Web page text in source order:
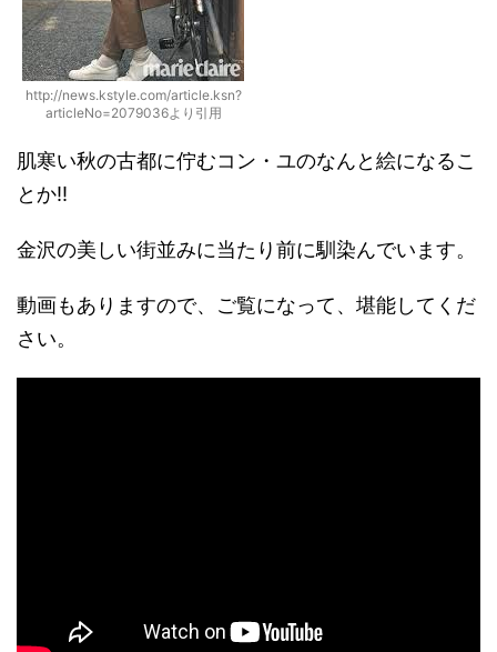
http://news.kstyle.com/article.ksn?
articleNo=2079036より引用
肌寒い秋の古都に佇むコン・ユのなんと絵になるこ
とか!!
金沢の美しい街並みに当たり前に馴染んでいます。
動画もありますので、ご覧になって、堪能してくだ
さい。